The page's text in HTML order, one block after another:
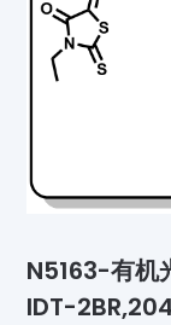
N5163-有机
IDT-